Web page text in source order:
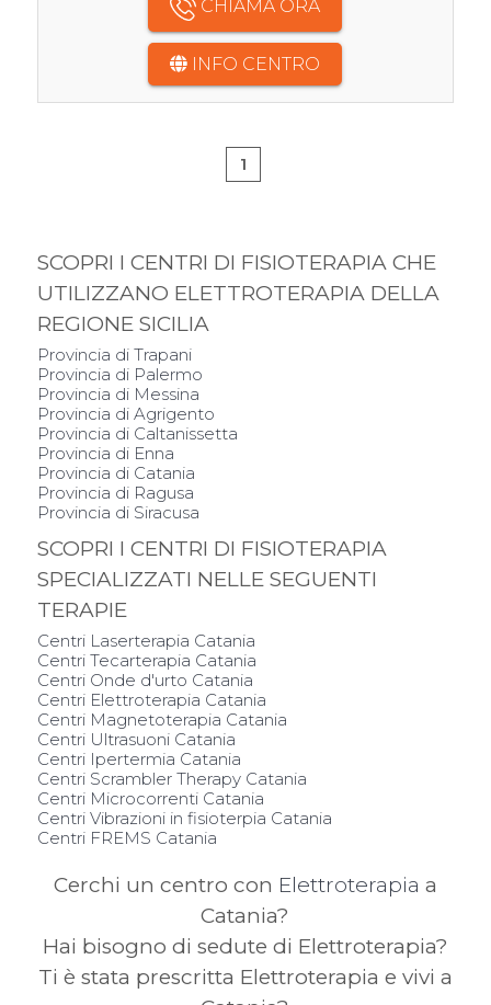
CHIAMA ORA
INFO CENTRO
1
SCOPRI I CENTRI DI FISIOTERAPIA CHE
UTILIZZANO ELETTROTERAPIA DELLA
REGIONE SICILIA
Provincia di Trapani
Provincia di Palermo
Provincia di Messina
Provincia di Agrigento
Provincia di Caltanissetta
Provincia di Enna
Provincia di Catania
Provincia di Ragusa
Provincia di Siracusa
SCOPRI I CENTRI DI FISIOTERAPIA
SPECIALIZZATI NELLE SEGUENTI
TERAPIE
Centri Laserterapia Catania
Centri Tecarterapia Catania
Centri Onde d'urto Catania
Centri Elettroterapia Catania
Centri Magnetoterapia Catania
Centri Ultrasuoni Catania
Centri Ipertermia Catania
Centri Scrambler Therapy Catania
Centri Microcorrenti Catania
Centri Vibrazioni in fisioterpia Catania
Centri FREMS Catania
Cerchi un centro con Elettroterapia a
Catania?
Hai bisogno di sedute di Elettroterapia?
Ti è stata prescritta Elettroterapia e vivi a